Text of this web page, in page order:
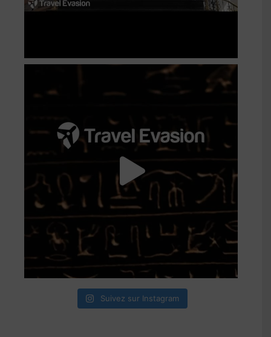
Suivez sur Instagram